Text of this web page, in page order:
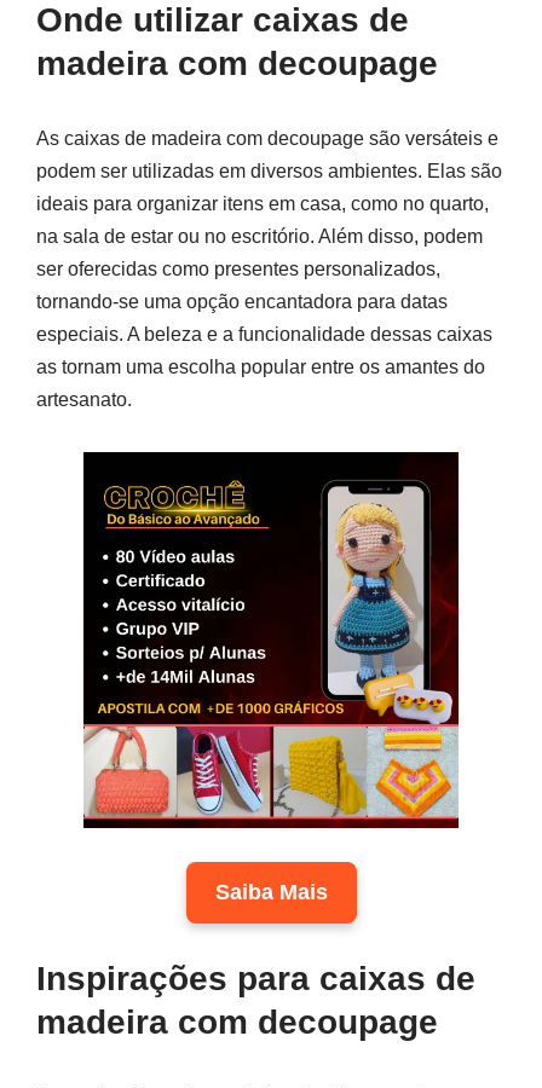
Onde utilizar caixas de
madeira com decoupage
As caixas de madeira com decoupage são versáteis e
podem ser utilizadas em diversos ambientes. Elas são
ideais para organizar itens em casa, como no quarto,
na sala de estar ou no escritório. Além disso, podem
ser oferecidas como presentes personalizados,
tornando-se uma opção encantadora para datas
especiais. A beleza e a funcionalidade dessas caixas
as tornam uma escolha popular entre os amantes do
artesanato.
Saiba Mais
Inspirações para caixas de
madeira com decoupage